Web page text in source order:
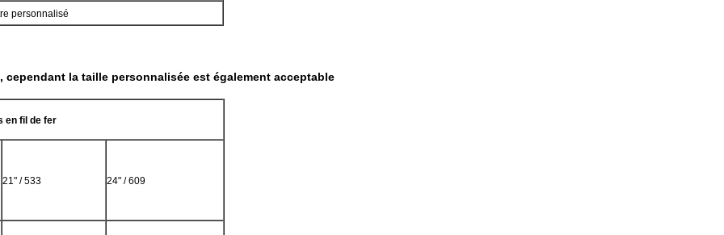
personnalisé
la taille personnalisée est également acceptable
en fil de fer
21" / 533 24" / 609